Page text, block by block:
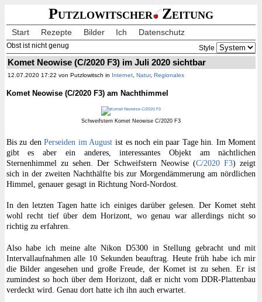
Putzlowitscher Zeitung
Start Rezepte Bilder Ich Datenschutz
Obst ist nicht genug Style
Komet Neowise (C/2020 F3) im Juli 2020 sichtbar
12.07.2020 17:22 von Putzlowitsch in Internet, Natur, Regionales
Komet Neowise (C/2020 F3) am Nachthimmel
Schweifstern Komet Neowise C/2020 F3
Bis zu denPerseiden im August ist es noch ein paar Tage hin. Im Moment
gibt es aber ein anderes, interessantes Objekt am nächtlichen
Sternenhimmel zu sehen. Der Schweifstern Neowise (C/2020 F3) zeigt
sich in der zweiten Nachthälfte bis zur Morgendämmerung am nördlichen
Himmel, genauer gesagt in Richtung Nord-Nordost.
In den letzten Tagen hatte ich einiges darüber gelesen. Der Komet steht
wohl recht tief über dem Horizont, wo genau war allerdings nicht so
richtig zu erfahren.
Also habe ich meine alte Nikon D5300 in Stellung gebracht und mit
Intervallaufnahmen alle 10 Sekunden beauftrag. Heute früh habe ich mir
die Bilder angesehen und große Freude, der Komet ist zu sehen. Er ist
zumindest so hoch über dem Horizont, daß er nicht vom DDR-Plattenbau
verdeckt wird. Genau dort hatte ich ihn auch erwartet.